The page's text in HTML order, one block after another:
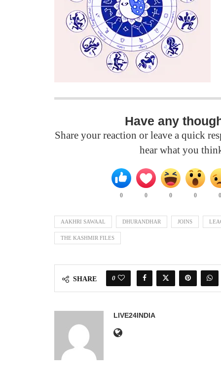
Have any
Share your reaction or leave a quick
hear what you
0 0 0 0
AAKHRI SAWAAL DHURANDHAR JOINS
THE KASHMIR FILES
SHARE 0
LIVE24INDIA